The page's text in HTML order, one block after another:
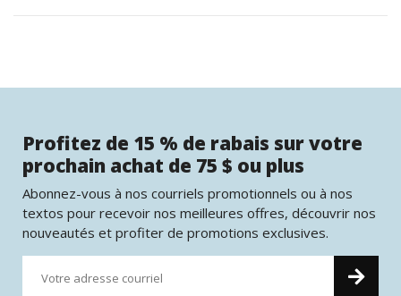
Profitez de 15 % de rabais sur votre
prochain achat de 75 $ ou plus
Abonnez-vous à nos courriels promotionnels ou à nos
textos pour recevoir nos meilleures offres, découvrir nos
nouveautés et profiter de promotions exclusives.